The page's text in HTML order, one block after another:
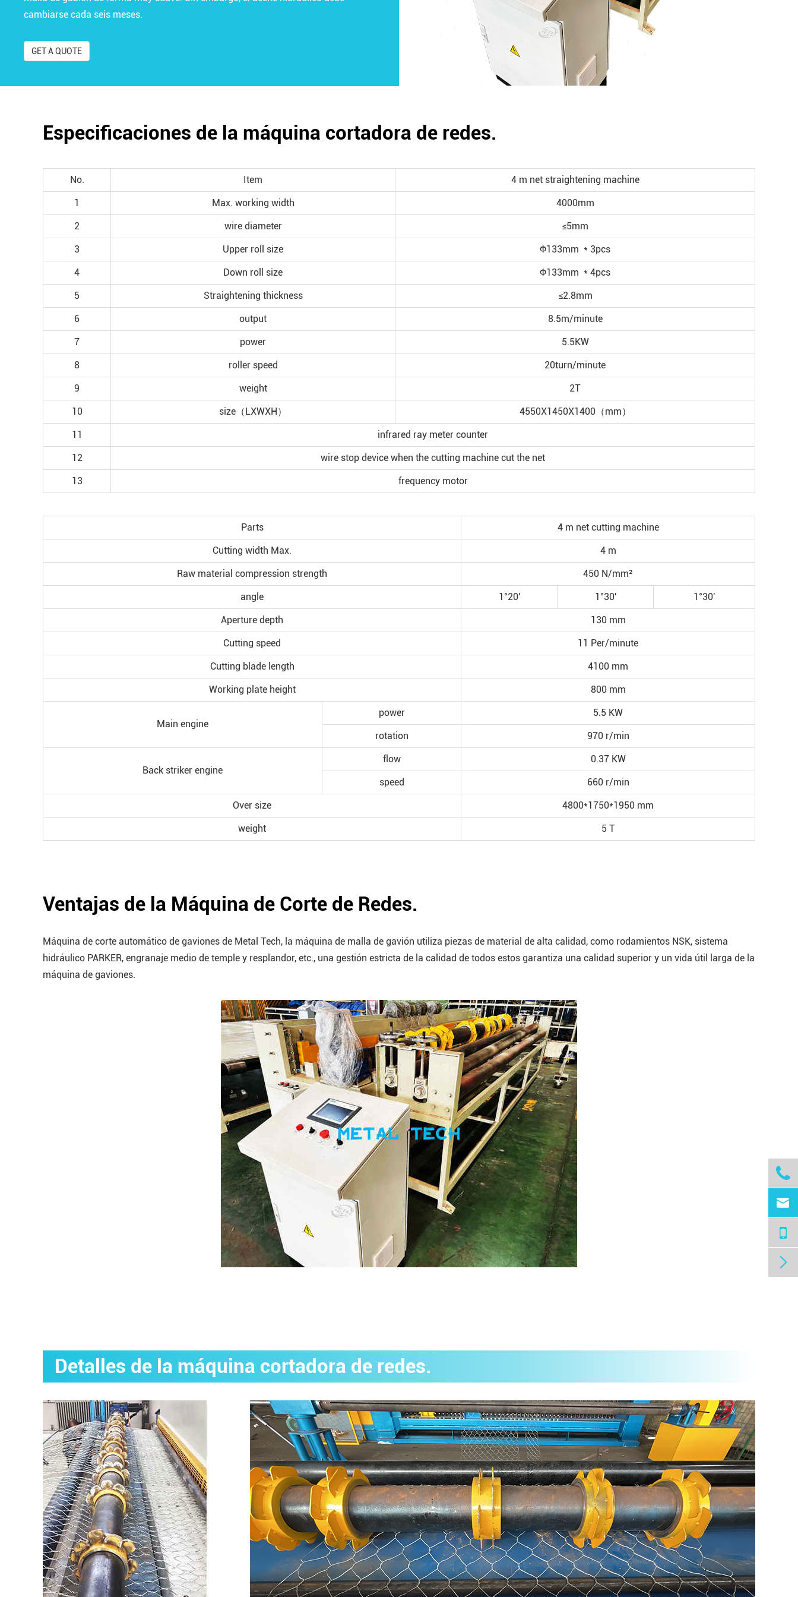
cambiarse cada seis meses.
GET A QUOTE
Especificaciones de la máquina cortadora de redes.
No. Item 4 m net straightening machine
1 Max. working width 4000mm
2 wire diameter ≤5mm
3 Upper roll size Φ133mm * 3pcs
4 Down roll size Φ133mm * 4pcs
5 Straightening thickness ≤2.8mm
6 output 8.5m/minute
7 power 5.5KW
8 roller speed 20turn/minute
9 weight 2T
10 size（LXWXH） 4550X1450X1400（mm）
11 infrared ray meter counter
12 wire stop device when the cutting machine cut the net
13 frequency motor
Parts 4 m net cutting machine
Cutting width Max. 4 m
Raw material compression strength 450 N/mm²
angle 1°20′ 1°30′ 1°30′
Aperture depth 130 mm
Cutting speed 11 Per/minute
Cutting blade length 4100 mm
Working plate height 800 mm
Main engine
power 5.5 KW
rotation 970 r/min
Back striker engine
flow 0.37 KW
speed 660 r/min
Over size 4800*1750*1950 mm
weight 5 T
Ventajas de la Máquina de Corte de Redes.
Máquina de corte automático de gaviones de Metal Tech, la máquina de malla de gavión utiliza piezas de material de alta calidad, como rodamientos NSK, sistema
hidráulico PARKER, engranaje medio de temple y resplandor, etc., una gestión estricta de la calidad de todos estos garantiza una calidad superior y un vida útil larga de la
máquina de gaviones.
Detalles de la máquina cortadora de redes.


